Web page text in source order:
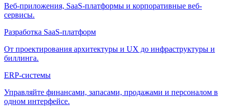
Веб-приложения, SaaS-платформы и корпоративные веб-
сервисы.
Разработка SaaS-платформ
От проектирования архитектуры и UX до инфраструктуры и
биллинга.
ERP-системы
Управляйте финансами, запасами, продажами и персоналом в
одном интерфейсе.